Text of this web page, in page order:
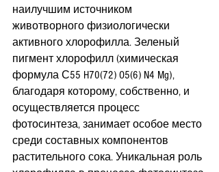
наилучшим источником
животворного физиологически
активного хлорофилла. Зеленый
пигмент хлорофилл (химическая
формула С55 H70(72) O5(6) N4 Mg),
благодаря которому, собственно, и
осуществляется процесс
фотосинтеза, занимает особое место
среди составных компонентов
растительного сока. Уникальная роль